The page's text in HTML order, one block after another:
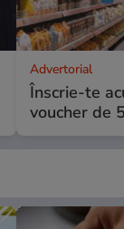
Advertorial
Înscrie-te
voucher de